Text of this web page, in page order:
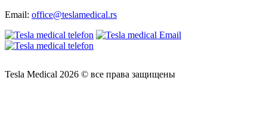
Email: office@teslamedical.rs
Tesla Medical 2026 © все права защищены